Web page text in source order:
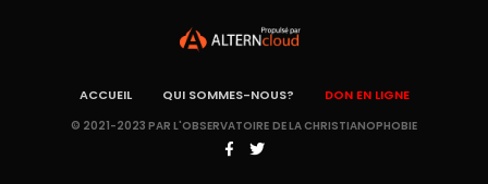
ACCUEIL QUI SOMMES-NOUS? DON EN LIGNE
© 2021-2023 PAR L'OBSERVATOIRE DE LA CHRISTIANOPHOBIE